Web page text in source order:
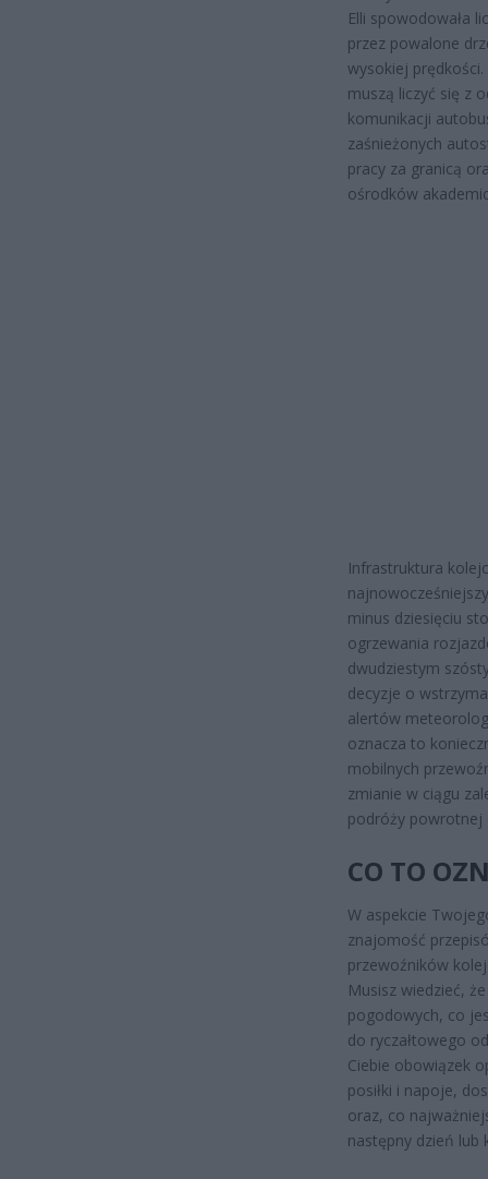
Elli spowodowała
przez powalone
wysokiej
muszą liczyć się z
komunikacji
zaśnieżonych
pracy za granicą
ośrodków
Infrastruktura
minus dziesięciu
ogrzewania
dwudziestym
decyzje o
alertów
oznacza to
mobilnych
zmianie w ciągu
podróży powrotnej
CO TO
W aspekcie
znajomość
przewoźników
Musisz wiedzieć,
pogodowych, co
do ryczałtowego
Ciebie obowiązek
posiłki i napoje,
oraz, co
następny dzień lub